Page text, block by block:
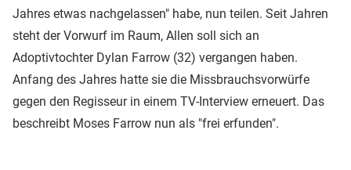
Jahres etwas nachgelassen" habe, nun teilen. Seit Jahren
steht der Vorwurf im Raum, Allen soll sich an
Adoptivtochter Dylan Farrow (32) vergangen haben.
Anfang des Jahres hatte sie die Missbrauchsvorwürfe
gegen den Regisseur in einem TV-Interview erneuert. Das
beschreibt Moses Farrow nun als "frei erfunden".